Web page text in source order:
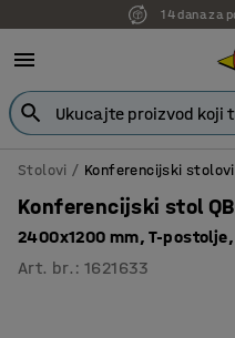
7
Stolovi Konferencijski stolovi
Konferencijski stol
2400x1200 mm, T-
Art. br. :1621633